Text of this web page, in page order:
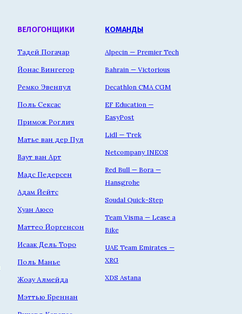
ВЕЛОГОНЩИКИ
Тадей Погачар
Йонас Вингегор
Ремко Эвенпул
Поль Сексас
Примож Роглич
Матье ван дер Пул
Ваут ван Арт
Мадс Педерсен
Адам Йейтс
Хуан Аюсо
Маттео Йоргенсон
Исаак Дель Торо
Поль Манье
Жоау Алмейда
Мэттью Бреннан
КОМАНДЫ
Alpecin — Premier Tech
Bahrain — Victorious
Decathlon CMA CGM
EF Education —
EasyPost
Lidl — Trek
Netcompany INEOS
Red Bull — Bora —
Hansgrohe
Soudal Quick-Step
Team Visma — Lease a
Bike
UAE Team Emirates —
XRG
XDS Astana